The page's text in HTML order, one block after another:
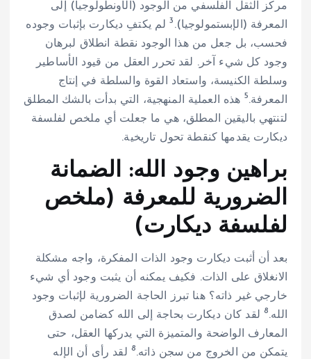
مركز الثقل الفلسفي من الوجود (الأونطولوجيا) إلى
المعرفة (الإبستمولوجيا). 3لم يكتفِ ديكارت بإثبات وجوده
فحسب، بل جعل من هذا الوجود نقطة انطلاق لبرهان
وجود كل شيء آخر. لقد تحرر العقل من قيود الأساطير
وسلطة الكنيسة، واستعاد القوة والسلطة في إنتاج
المعرفة.5 هذه العملية المنهجية، التي بدأت بالشك المطلق
لتنتهي باليقين المطلق، هي ما جعلت أي ملخص لفلسفة
ديكارت يقدمها كنقطة تحول تاريخية.
براهين وجود الله: الضمانة
الضرورية للمعرفة (ملخص
لفلسفة ديكارت)
بعد أن أثبت ديكارت وجود الذات المفكرة، واجه مشكلة
الانغلاق على الذات. فكيف يمكنه أن يثبت وجود أي شيء
خارجي غير ذاته؟ هنا تبرز الحاجة الضرورية لإثبات وجود
الله.8لقد كان ديكارت بحاجة إلى الله كضامن لصدق
المعارف الواضحة والمتميزة التي يدركها العقل، حتى
يتمكن من الخروج من سجن ذاته.8 لقد رأى أن الإله